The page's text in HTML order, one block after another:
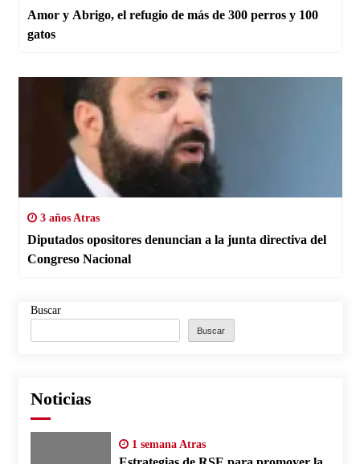
Amor y Abrigo, el refugio de más de 300 perros y 100
gatos
3 años Atras
Diputados opositores denuncian a la junta directiva del
Congreso Nacional
Buscar
Buscar
Noticias
1 semana Atras